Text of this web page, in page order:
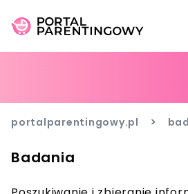
portalparentingowy.pl >
Badania